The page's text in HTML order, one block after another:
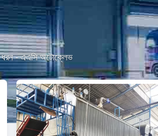
ধরন-এএসি অটোক্লেভ